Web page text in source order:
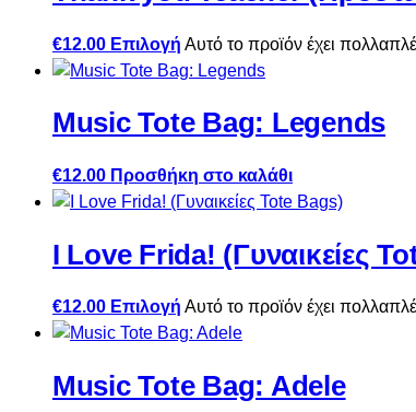
€12.00 Επιλογή Αυτό το προϊόν έχει
Music Tote Bag: Legends
€12.00 Προσθήκη στο καλάθι
I Love Frida! (Γυναικείες
€12.00 Επιλογή Αυτό το προϊόν έχει
Music Tote Bag: Adele